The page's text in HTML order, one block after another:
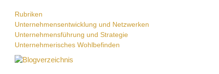
Rubriken
Unternehmensentwicklung und Netzwerken
Unternehmensführung und Strategie
Unternehmerisches Wohlbefinden